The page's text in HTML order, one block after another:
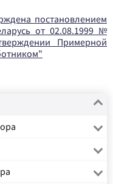
постановлением
от 02.08.1999 №
Примерной